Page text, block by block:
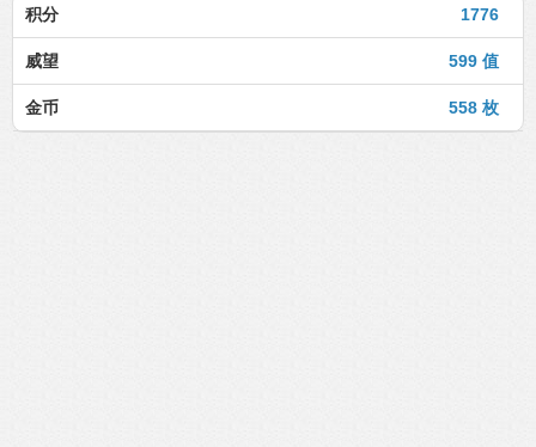
1776
积分
599 值
威望
558 枚
金币